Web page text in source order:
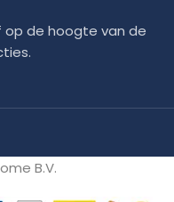
op de hoogte van de
B.V.